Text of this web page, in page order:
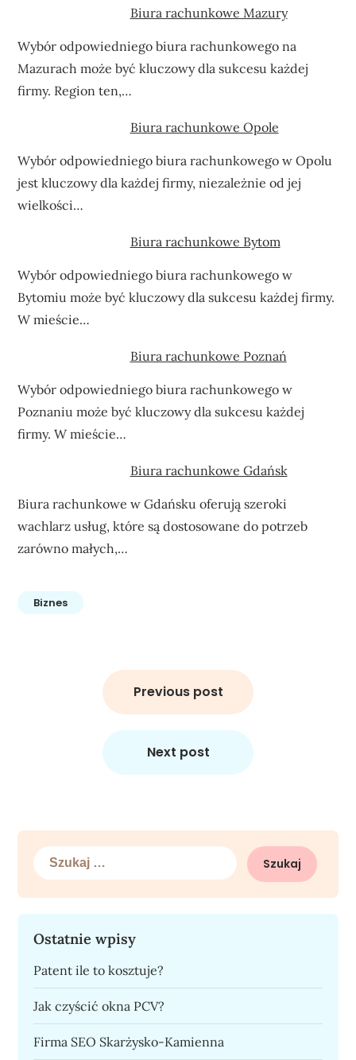
Biura rachunkowe Mazury
Wybór odpowiedniego biura rachunkowego na
Mazurach może być kluczowy dla sukcesu każdej
firmy. Region ten,…
Biura rachunkowe Opole
Wybór odpowiedniego biura rachunkowego w Opolu
jest kluczowy dla każdej firmy, niezależnie od jej
wielkości…
Biura rachunkowe Bytom
Wybór odpowiedniego biura rachunkowego w
Bytomiu może być kluczowy dla sukcesu każdej firmy.
W mieście…
Biura rachunkowe Poznań
Wybór odpowiedniego biura rachunkowego w
Poznaniu może być kluczowy dla sukcesu każdej
firmy. W mieście…
Biura rachunkowe Gdańsk
Biura rachunkowe w Gdańsku oferują szeroki
wachlarz usług, które są dostosowane do potrzeb
zarówno małych,…
Biznes
Previous post
Next post
Szukaj:
Ostatnie wpisy
Patent ile to kosztuje?
Jak czyścić okna PCV?
Firma SEO Skarżysko-Kamienna